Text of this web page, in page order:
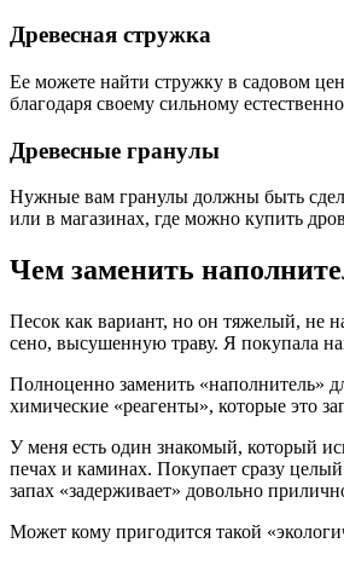
Древесная стружка
Ее можете найти стружку в садовом
благодаря своему сильному
Древесные гранулы
Нужные вам гранулы должны быть
или в магазинах, где можно купить
Чем заменить
Песок как вариант, но он тяжелый, не
сено, высушенную траву. Я покупала
Полноценно заменить «наполнитель»
химические «реагенты», которые это
У меня есть один знакомый, который
печах и каминах. Покупает сразу
запах «задерживает» довольно
Может кому пригодится такой